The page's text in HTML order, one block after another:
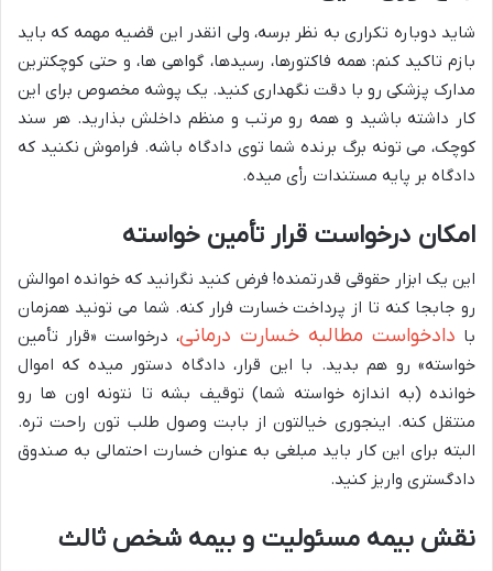
شاید دوباره تکراری به نظر برسه، ولی انقدر این قضیه مهمه که باید
بازم تاکید کنم: همه فاکتورها، رسیدها، گواهی ها، و حتی کوچکترین
مدارک پزشکی رو با دقت نگهداری کنید. یک پوشه مخصوص برای این
کار داشته باشید و همه رو مرتب و منظم داخلش بذارید. هر سند
کوچک، می تونه برگ برنده شما توی دادگاه باشه. فراموش نکنید که
دادگاه بر پایه مستندات رأی میده.
امکان درخواست قرار تأمین خواسته
این یک ابزار حقوقی قدرتمنده! فرض کنید نگرانید که خوانده اموالش
رو جابجا کنه تا از پرداخت خسارت فرار کنه. شما می تونید همزمان
با دادخواست مطالبه خسارت درمانی، درخواست «قرار تأمین
خواسته» رو هم بدید. با این قرار، دادگاه دستور میده که اموال
خوانده (به اندازه خواسته شما) توقیف بشه تا نتونه اون ها رو
منتقل کنه. اینجوری خیالتون از بابت وصول طلب تون راحت تره.
البته برای این کار باید مبلغی به عنوان خسارت احتمالی به صندوق
دادگستری واریز کنید.
نقش بیمه مسئولیت و بیمه شخص ثالث